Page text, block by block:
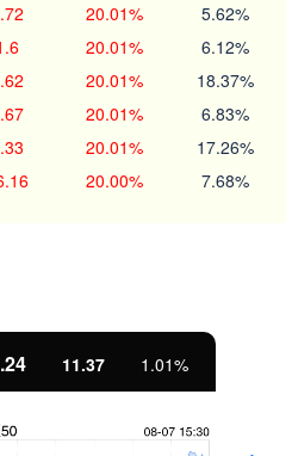
20.01% 5.62%
20.01% 6.12%
20.01% 18.37%
20.01% 6.83%
20.01% 17.26%
20.00% 7.68%
11.37 1.01%